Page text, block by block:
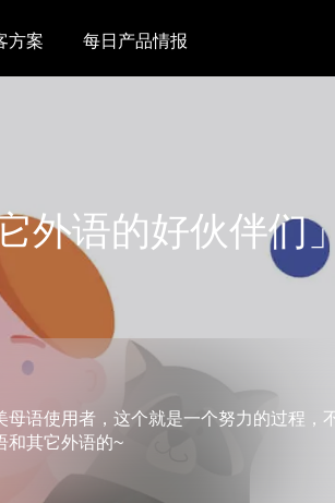
方案 每日产品情报
外语的好伙伴们」
语使用者，这个就是一个努力的过程，
和其它外语的~